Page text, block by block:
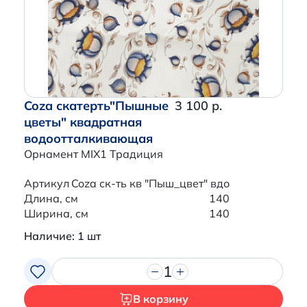
Coza скатерть"Пышные
цветы" квадратная
водоотталкивающая
Орнамент MIX1 Традиция
3 100 р.
Артикул Coza ск-ть кв "Пыш_цвет" вдо
Длина, см
140
Ширина, см
140
Наличие: 1 шт
1
В корзину